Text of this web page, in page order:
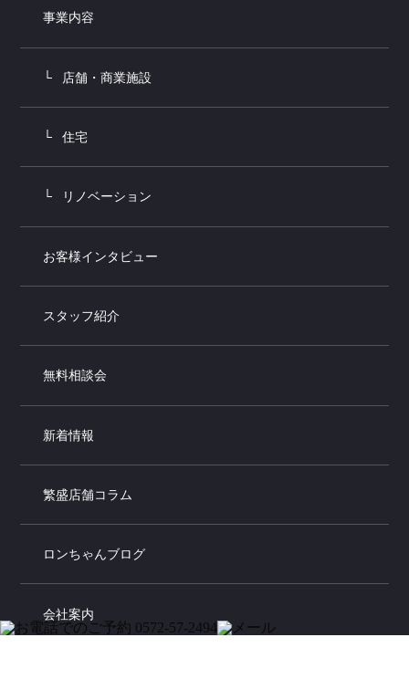
事業内容
店舗・商業施設
住宅
リノベーション
お客様インタビュー
スタッフ紹介
無料相談会
新着情報
繁盛店舗コラム
ロンちゃんブログ
会社案内